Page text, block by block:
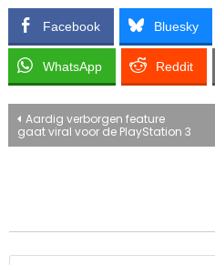
Facebook Bluesky
WhatsApp Reddit
Bericht
Aardig verborgen feature
gaat viral voor de PlayStation 3